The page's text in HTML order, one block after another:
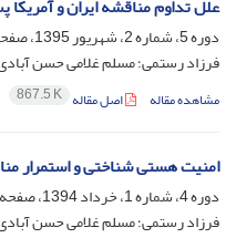
علل تداوم مناقشه ایران و
دوره 5، شماره 2، شهریور 1395، صفحه
فرزاد رستمی؛ مسلم غلامی حسن
مشاهده مقاله اصل مقاله 867.5 K
امنیت هستی شناختی و استمرار
دوره 4، شماره 1، خرداد 1394، صفحه
فرزاد رستمی؛ مسلم غلامی حسن